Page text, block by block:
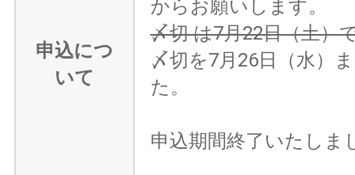
申込につ
いて
からお願いします。
〆切 は7月22日（土）
〆切を7月26日（水）
た。
申込期間終了いたしま